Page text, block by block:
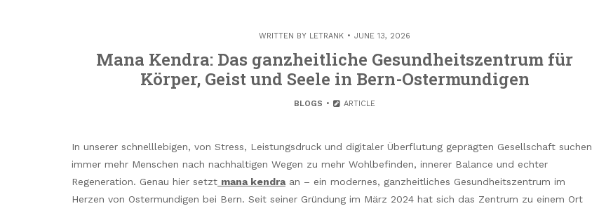
WRITTEN BY LETRANK JUNE 13, 2026
Mana Kendra: Das ganzheitliche Gesundheitszentrum für
Körper, Geist und Seele in Bern-Ostermundigen
BLOGS ARTICLE
In unserer schnelllebigen, von Stress, Leistungsdruck und digitaler Überflutung geprägten Gesellschaft suchen
immer mehr Menschen nach nachhaltigen Wegen zu mehr Wohlbefinden, innerer Balance und echter
Regeneration. Genau hier setzt mana kendraan – ein modernes, ganzheitliches Gesundheitszentrum im
Herzen von Ostermundigen bei Bern. Seit seiner Gründung im März 2024 hat sich das Zentrum zu einem Ort